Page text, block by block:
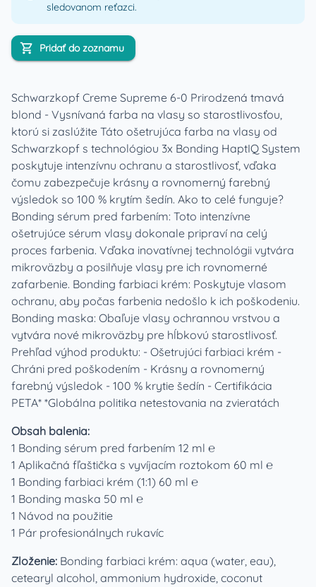
sledovanom reťazci.
Pridať do zoznamu
Schwarzkopf Creme Supreme 6-0 Prirodzená tmavá
blond - Vysnívaná farba na vlasy so starostlivosťou,
ktorú si zaslúžite Táto ošetrujúca farba na vlasy od
Schwarzkopf s technológiou 3x Bonding HaptIQ System
poskytuje intenzívnu ochranu a starostlivosť, vďaka
čomu zabezpečuje krásny a rovnomerný farebný
výsledok so 100 % krytím šedín. Ako to celé funguje?
Bonding sérum pred farbením: Toto intenzívne
ošetrujúce sérum vlasy dokonale pripraví na celý
proces farbenia. Vďaka inovatívnej technológii vytvára
mikroväzby a posilňuje vlasy pre ich rovnomerné
zafarbenie. Bonding farbiaci krém: Poskytuje vlasom
ochranu, aby počas farbenia nedošlo k ich poškodeniu.
Bonding maska: Obaľuje vlasy ochrannou vrstvou a
vytvára nové mikroväzby pre hĺbkovú starostlivosť.
Prehľad výhod produktu: - Ošetrujúci farbiaci krém -
Chráni pred poškodením - Krásny a rovnomerný
farebný výsledok - 100 % krytie šedín - Certifikácia
PETA* *Globálna politika netestovania na zvieratách
Obsah balenia:
1 Bonding sérum pred farbením 12 ml ℮
1 Aplikačná fľaštička s vyvíjacím roztokom 60 ml ℮
1 Bonding farbiaci krém (1:1) 60 ml ℮
1 Bonding maska 50 ml ℮
1 Návod na použitie
1 Pár profesionálnych rukavíc
Zloženie: Bonding farbiaci krém: aqua (water, eau),
cetearyl alcohol, ammonium hydroxide, coconut